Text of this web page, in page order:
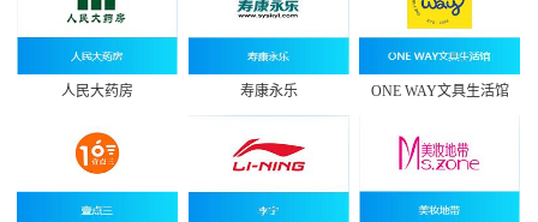
人民大药房 寿康永乐 ONE WAY文具生活馆